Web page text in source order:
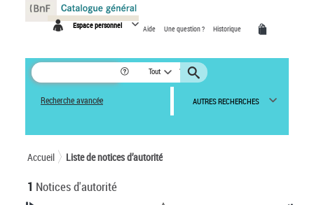
Espace personnel Aide Une question ? Historique
Tout
Recherche avancée AUTRES RECHERCHES
Accueil Liste de notices d’autorité
1 Notices d'autorité
Panneau de gestion des cookies